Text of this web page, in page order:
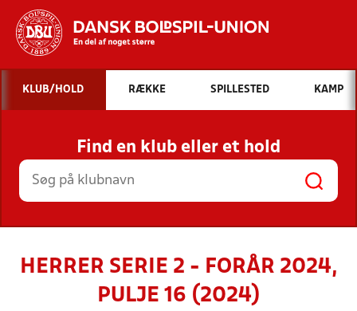
Hvad vil du søge efter?
INDHOLD OG NYHEDER
STILLINGER, RESULTATER, KLUBBER OG
HOLD
KLUB/HOLD RÆKKE SPILLESTED KAMP
Find en klub eller et hold
HERRER SERIE 2 - FORÅR 2024,
PULJE 16 (2024)